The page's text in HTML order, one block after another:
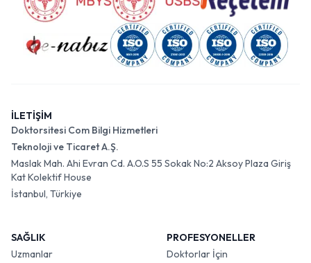
İLETİŞİM
Doktorsitesi Com Bilgi Hizmetleri
Teknoloji ve Ticaret A.Ş.
Maslak Mah. Ahi Evran Cd. A.O.S 55 Sokak No:2 Aksoy Plaza Giriş
Kat Kolektif House
İstanbul, Türkiye
SAĞLIK
Uzmanlar
PROFESYONELLER
Doktorlar İçin